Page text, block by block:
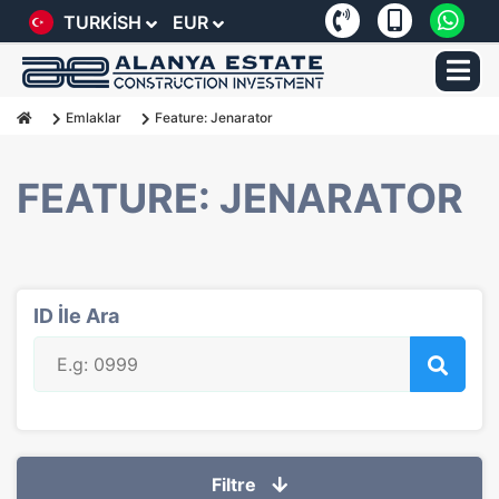
TURKISH EUR
Emlaklar Feature: Jenarator
FEATURE: JENARATOR
ID İle Ara
Filtre